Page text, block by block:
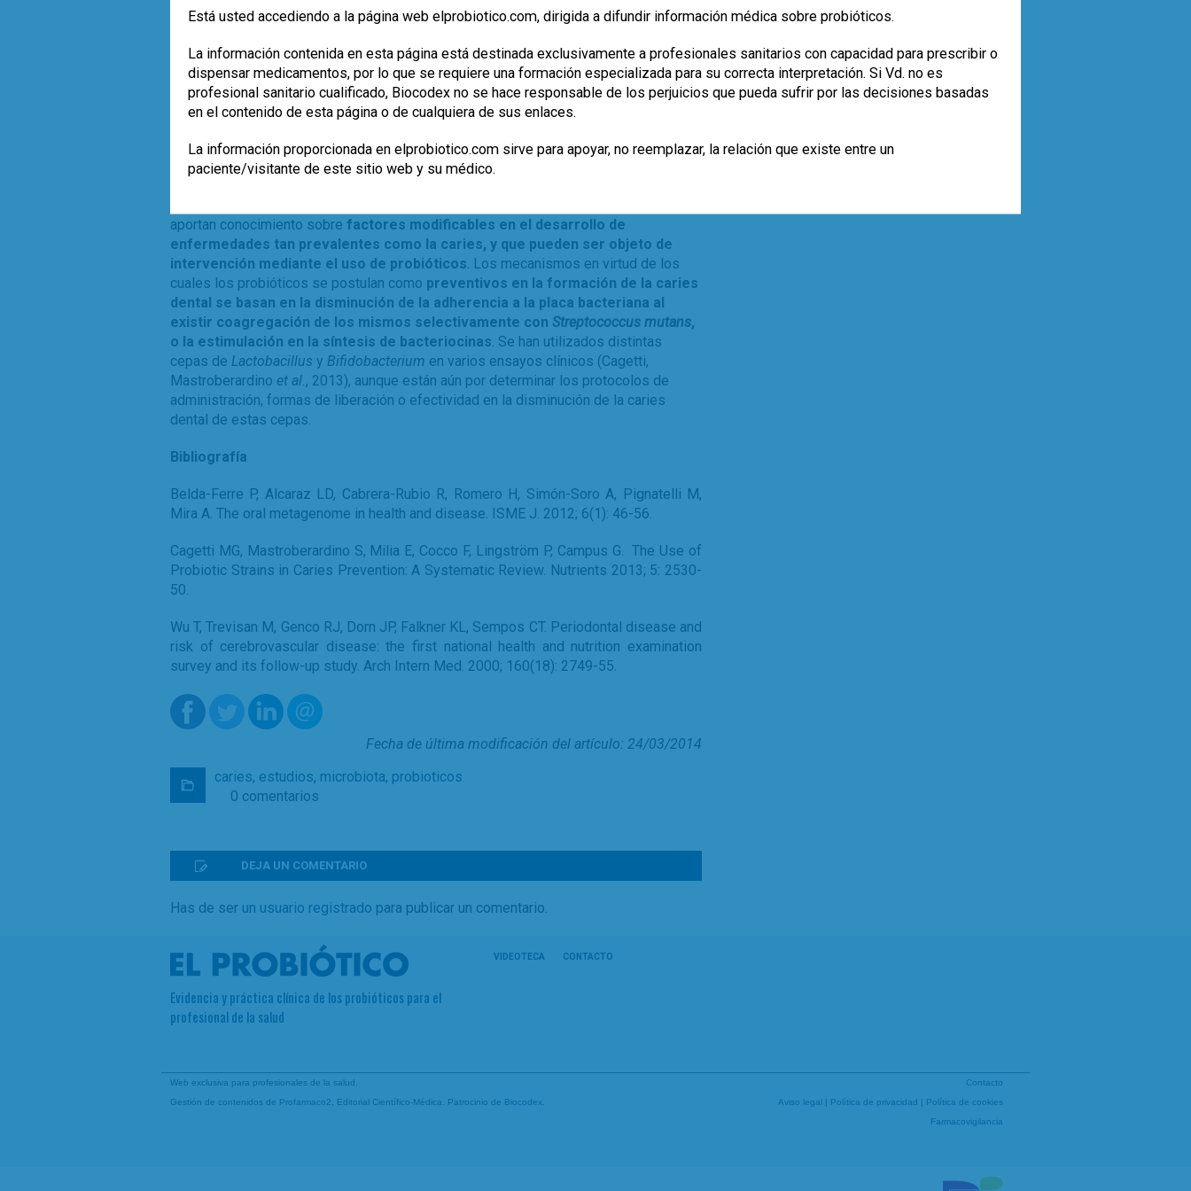
Clostridia) yBacteroidetes fueron más abundantes en los individuos con caries. Por
muestras procedentes de las cavidades cariogénicas, que su vez, mostraban una
mayor proporción deActinobacteria . De la información generada se puede inferir no
sólo información taxonómica sobre diversidad, sino también las propiedades
funcionales y metabólicas presentes en una comunidad bacteriana dada. Así, el
encontrábamos genes relacionados con péptidos antibacterianos como
bacteriocinas, entre otros.
aportan conocimiento sobre factores modificables en el desarrollo de
enfermedades tan prevalentes como la caries, y que pueden ser objeto de
intervención mediante el uso de probióticos. Los mecanismos en virtud de los
cuales los probióticos se postulan como preventivos en la formación de la caries
dental se basan en la disminución de la adherencia a la placa bacteriana al
existir coagregación de los mismos selectivamente con Streptococcus mutans,
o la estimulación en la síntesis de bacteriocinas. Se han utilizados distintas
cepas de Lactobacillus y Bifidobacterium en varios ensayos clínicos (Cagetti,
Mastroberardino et al., 2013), aunque están aún por determinar los protocolos de
administración, formas de liberación o efectividad en la disminución de la caries
dental de estas cepas.
Bibliografía
Belda-Ferre P, Alcaraz LD, Cabrera-Rubio R, Romero H, Simón-Soro A, Pignatelli M,
Mira A. The oral metagenome in health and disease. ISME J. 2012; 6(1): 46-56.
Cagetti MG, Mastroberardino S, Milia E, Cocco F, Lingström P, Campus G. The Use of
Probiotic Strains in Caries Prevention: A Systematic Review. Nutrients 2013; 5: 2530-
50.
Wu T, Trevisan M, Genco RJ, Dorn JP, Falkner KL, Sempos CT. Periodontal disease and
risk of cerebrovascular disease: the first national health and nutrition examination
survey and its follow-up study. Arch Intern Med. 2000; 160(18): 2749-55.
Fecha de última modificación del artículo: 24/03/2014
caries, estudios, microbiota, probioticos
0 comentarios
DEJA UN COMENTARIO
Has de ser un usuario registrado para publicar un comentario.
Evidencia y práctica clínica de los probióticos para el
profesional de la salud
VIDEOTECA CONTACTO
Web exclusiva para profesionales de la salud.
Gestión de contenidos de Profarmaco2 , Editorial Científico-Médica. Patrocinio de Biocodex
Contacto
Aviso legal | Política de privacidad | Política de cookies
Farmacovigilancia
Está usted accediendo a la página web elprobiotico.com, dirigida a difundir información médica sobre probióticos.
La información contenida en esta página está destinada exclusivamente a profesionales sanitarios con capacidad para prescribir o
dispensar medicamentos, por lo que se requiere una formación especializada para su correcta interpretación. Si Vd. no es
profesional sanitario cualificado, Biocodex no se hace responsable de los perjuicios que pueda sufrir por las decisiones basadas
en el contenido de esta página o de cualquiera de sus enlaces.
La información proporcionada en elprobiotico.com sirve para apoyar, no reemplazar, la relación que existe entre un
paciente/visitante de este sitio web y su médico.